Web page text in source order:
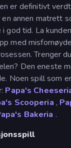
er definitivt
annen matrett
god tid. La
med
Trenger
Den eneste
Noen spill som
Papa's
Scooperia ,
Bakeria .